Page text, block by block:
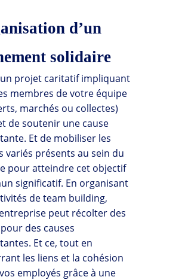
d’un
solidaire
projet caritatif impliquant
membres de votre équipe
marchés ou collectes)
de soutenir une cause
Et de mobiliser les
variés présents au sein du
pour atteindre cet objectif
significatif. En organisant
de team building,
peut récolter des
des causes
Et ce, tout en
les liens et la cohésion
employés grâce à une